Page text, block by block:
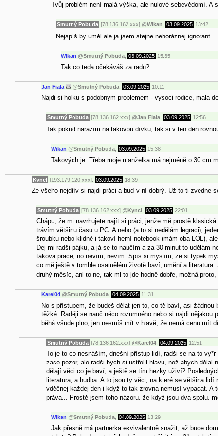
Tvůj problém není malá výška, ale nulové sebevědomí. A
Smutný Pobuda [78.136.162.xxx] @Wikan 03.09.2025 13:42
Nejspíš by uměl ale ja jsem stejne nehoráznej ignorant...
Wikan @Smutný Pobuda 03.09.2025 15:35
Tak co teda očekáváš za radu?
Jan Fiala @Smutný Pobuda 03.09.2025 10:11
Najdi si holku s podobnym problemem - vysoci rodice, mala
Smutný Pobuda [78.136.162.xxx] @Jan Fiala 03.09.2025 12:56
Tak pokud narazím na takovou dívku, tak si v ten den
Wikan @Smutný Pobuda 03.09.2025 15:38
Takových je. Třeba moje manželka má nejméně o 30 cm
Kyncl [193.179.120.xxx], 03.09.2025 18:39
Ze všeho nejdřív si najdi práci a buď v ní dobrý. Už to ti zvedne
Smutný Pobuda [78.136.162.xxx] @Kyncl 03.09.2025 22:01
Chápu, že mi navrhujete najít si práci, jenže mě prostě
trávím většinu času u PC. A nebo (a to si nedělám legraci),
šroubku nebo klidně i takoví herní notebook (mám oba LOL),
Dej mi radši pájku, a já se to naučím a za 30 minut to udělám
taková práce, no nevím, nevím. Spíš si myslím, že si týpek
co mě ještě v tomhle osamělém životě baví, umění a
druhý měsíc, ani to ne, tak mi to jde hodně dobře, možná
Karel04 @Smutný Pobuda 04.09.2025 11:31
No s přístupem, že budeš dělat jen to, co tě baví, asi
těžké. Raději se nauč něco rozumného nebo si najdi
běhá všude plno, jen nesmíš mít v hlavě, že nemá cenu mít
Smutný Pobuda [78.136.162.xxx] @Karel04 04.09.2025 12:51
To je to co nesnáším, dnešní přístup lidí, radši se na to
zase pozor, ale radši bych si ustřelil hlavu, než abych
dělají věci co je baví, a ještě se tím hezky uživí?
literatura, a hudba. A to jsou ty věci, na které se většina
vděčnej každej den i když to tak zrovna nemusí vypadat.
práva... Prostě jsem toho názoru, že když jsou dva spolu,
Wikan @Smutný Pobuda 04.09.2025 13:29
Jak přesně má partnerka ekvivalentně snažit, až bude